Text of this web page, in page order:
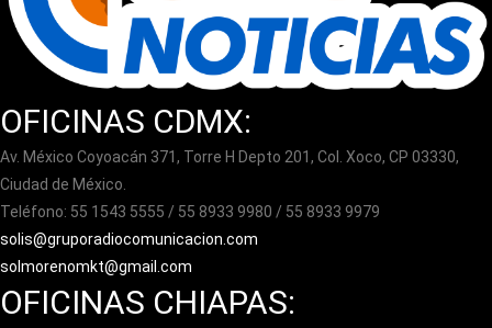
OFICINAS CDMX:
Av. México Coyoacán 371, Torre H Depto 201, Col. Xoco, CP 03330,
Ciudad de México.
Teléfono: 55 1543 5555 / 55 8933 9980 / 55 8933 9979
solis@gruporadiocomunicacion.com
solmorenomkt@gmail.com
OFICINAS CHIAPAS: